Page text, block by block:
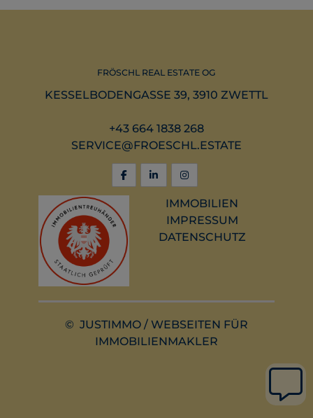
FRÖSCHL REAL ESTATE OG
KESSELBODENGASSE 39, 3910 ZWETTL
+43 664 1838 268
SERVICE@FROESCHL.ESTATE
IMMOBILIEN
IMPRESSUM
DATENSCHUTZ
© JUSTIMMO / WEBSEITEN FÜR
IMMOBILIENMAKLER